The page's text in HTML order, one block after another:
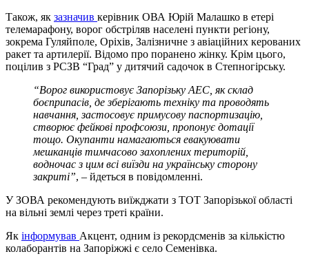
Також, як зазначив керівник ОВА Юрій Малашко в етері
телемарафону, ворог обстріляв населені пункти регіону,
зокрема Гуляйполе, Оріхів, Залізничне з авіаційних керованих
ракет та артилерії. Відомо про поранено жінку. Крім цього,
поцілив з РСЗВ “Град” у дитячий садочок в Степногірську.
“Ворог використовує Запорізьку АЕС, як склад
боєприпасів, де зберігають техніку та проводять
навчання, застосовує примусову паспортизацію,
створює фейкові профсоюзи, пропонує дотації
тощо. Окупанти намагаються евакуювати
мешканців тимчасово захоплених територій,
водночас з цим всі виїзди на українську сторону
закриті”, – йдеться в повідомленні.
У ЗОВА рекомендують виїжджати з ТОТ Запорізької області
на вільні землі через треті країни.
Як інформував Акцент, одним із рекордсменів за кількістю
колаборантів на Запоріжжі є село Семенівка.